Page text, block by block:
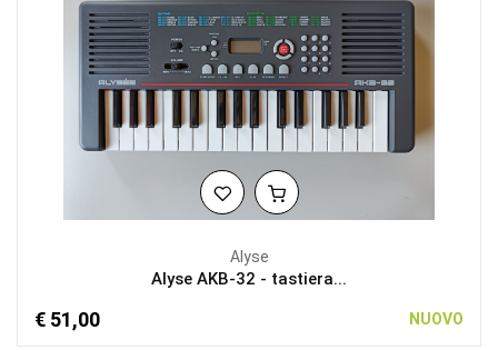
Alyse
Alyse AKB-32 - tastiera...
€ 51,00 NUOVO